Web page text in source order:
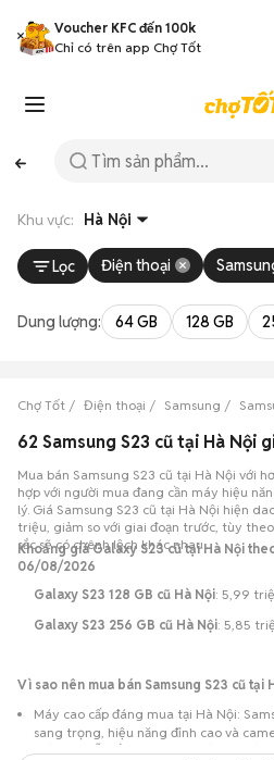
Voucher KFC đến 100k
Chỉ có trên app Chợ Tốt
Khu vực: Hà Nội
Lọc Điện thoại
Dung lượng: 64 GB 128 GB
Chợ Tốt Điện thoại Samsung
Mua bán Samsung S23 cũ tại Hà Nội với
hợp với người mua đang cần máy hiệu
lý. Giá Samsung S23 cũ tại Hà Nội hiện
triệu, giảm so với giai đoạn trước, tùy
sắc sẽ có chênh lệch khác nhau.
Khoảng giá Galaxy S23 cũ tại Hà Nội
06/08/2026
Galaxy S23 128 GB cũ Hà Nội: 5,99
Galaxy S23 256 GB cũ Hà Nội: 5,85
Vì sao nên mua bán Samsung S23 cũ tại
Máy cao cấp đáng mua tại Hà Nội:
sang trọng, hiệu năng đỉnh cao và
mức giá dễ tiếp cận hơn so với khi mới